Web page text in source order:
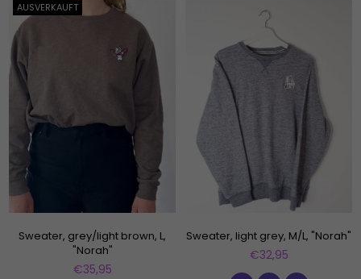
AUSVERKAUFT
Sweater, grey/light brown, L,
"Norah"
Normaler
€35,95
Sweater, light grey, M/L, "Norah"
Normaler
€32,95